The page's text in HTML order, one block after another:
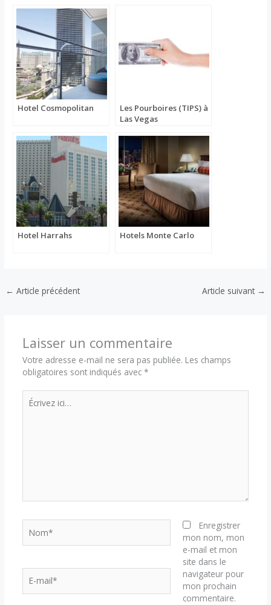
Hotel Cosmopolitan
Les Pourboires (TIPS) à
Las Vegas
Hotel Harrahs Hotels Monte Carlo
← Article précédent Article suivant →
Laisser un commentaire
Votre adresse e-mail ne sera pas publiée. Les champs
obligatoires sont indiqués avec *
Écrivez
ici…
mail*
Enregistrer
mon nom, mon
e-mail et mon
site dans le
navigateur pour
mon prochain
commentaire.